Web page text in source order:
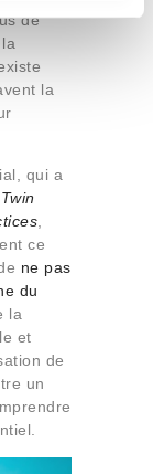
de
la
qui a
ce
ne pas
du
la
et
de
un